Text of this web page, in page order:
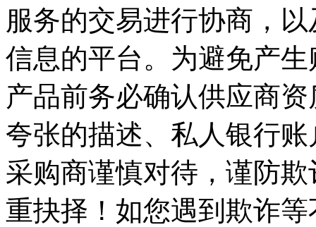
服务的交易进行协商，
信息的平台。为避免产
产品前务必确认供应商
夸张的描述、私人银行
采购商谨慎对待，谨防
重抉择！如您遇到欺诈